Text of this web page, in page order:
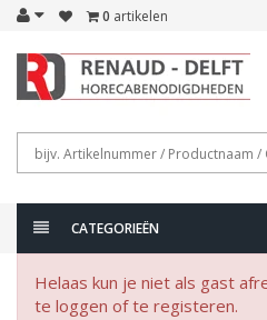
0 artikelen
CATEGORIEËN
Helaas kun je niet als gast
te loggen of te registeren.